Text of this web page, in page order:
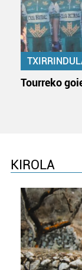
Tourreko
KIROLA